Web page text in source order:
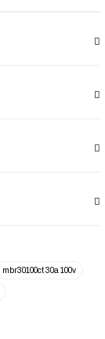
mbr30100ct 30a 100v